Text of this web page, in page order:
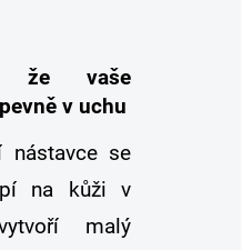
že vaše
v uchu
nástavce se
na kůži v
malý